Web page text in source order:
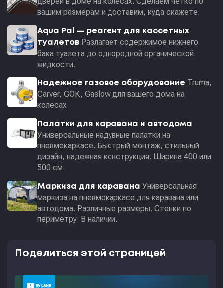
вашим размерам и доставим, куда скажете.
Aqua Pal — pеагент для кассетных
туалетов Разлагает содержимое нижнего
бака туалета до однородной органической
жидкости.
Надежное газовое оборудование Truma,
Carver, GOK, Gaslow для вашего дома на
колесах
Палатки для каравана и автодома
Универсальные надувные палатки на
пневмокаркасе. Быстрый монтаж, стильный
дизайн, надежная конструкция. Ширина 400 или
500 см.
Маркиза для каравана Универсальная
маркиза на пневмокаркасе для каравана или
автодома. Различные размеры. Стенки по
периметру. В наличии.
Поделиться этой страницей